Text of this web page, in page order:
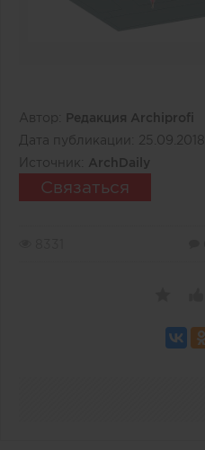
Автор:
Редакция Archiprofi
Дата публикации:
25.09.2018
Источник:
ArchDaily
Связаться